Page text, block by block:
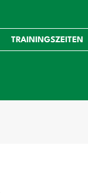
TRAININGSZEITEN